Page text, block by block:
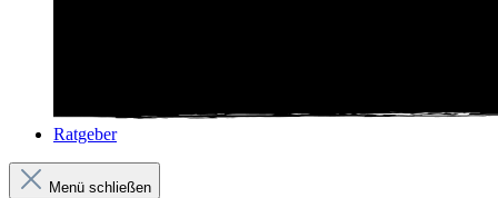
Ratgeber
Menü schließen